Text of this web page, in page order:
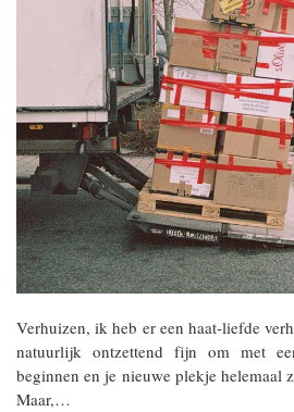
Verhuizen, ik heb er een haat-liefde
natuurlijk ontzettend fijn om met
beginnen en je nieuwe plekje helemaal
Maar,…